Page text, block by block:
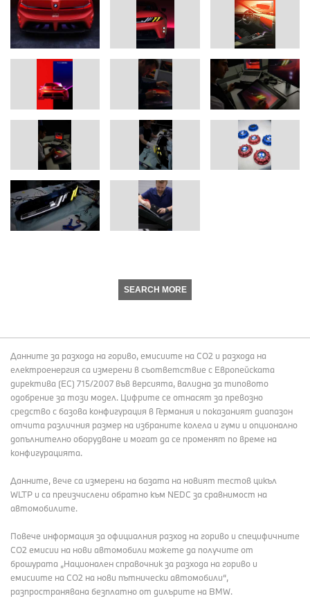
SEARCH MORE
Данните за разхода на гориво, емисиите на СО2 и разхода на
електроенергия са измерени в съответствие с Европейската
директива (EC) 715/2007 във версията, валидна за типовото
одобрение за този модел. Цифрите се отнасят за превозно
средство с базова конфигурация в Германия и показаният диапазон
отчита различния размер на избраните колела и гуми и опционално
допълнително оборудване и могат да се променят по време на
конфигурацията.
Данните, вече са измерени на базата на новият тестов цикъл
WLTP и са преизчислени обратно към NEDC за сравнимост на
автомобилите.
Повече информация за официалния разход на гориво и специфичните
СО2 емисии на нови автомобили можете да получите от
брошурата „Национален справочник за разхода на гориво и
емисиите на CO2 на нови пътнически автомобили“,
разпространявана безплатно от дилърите на BMW.